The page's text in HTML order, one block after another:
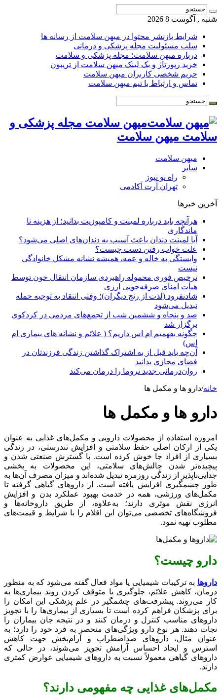
شنبه , آگوست 8 2026
شرایط بازنشر محتوا در میهن سلامت از رسانه ها
سلب مسئولیت مجله پزشکی و درمانی
درباره میهن سلامت؛ مجله پزشکی و سلامت
خرید رپورتاژ و بک لینک میهن سلامت از تریبون
حریم شخصی کاربران میهن سلامت
تماس و ارتباط با تیم میهن سلامت
میهن سلامت مجله پزشکی و
سلامت میهن سلامت
میهن سلامت
سایر
راه نو نیوز
تهران آرت آکادمی
آخرین خبرها
هرآنچه باید درباره لمینت و کامپوزیت بدانید؛ از هزینه تا
ماندگاری
آیا لمینت دندان باعث آسیب به دندان‌های اصلی می‌شود؟
علت خواب رفتن دست چیست؟
وابستگی به خاله و عمه، همیشه نشانه مشکل خانوادگی
نیست
ترخیص فوری محموله راهبردی سازمان انتقال خون توسط
هیأت امنای صرفه‌جویی ارزی
شادنفرود (لذت از رنج دیگران)؛ وقتی انتقاد به توجیه حمله
تبدیل می‌شود
صد و پنجاه‌ و ششمین شب از تجمع‌های مردمی در کردکوی
برگزار شد
چگونه بفهمیم ام اس داریم؟ ( علائم و نشانه های بیماری ام
اس)
آن‌چه باید قبل از به اشتراک گذاشتن زندگی فرزندتان در
فضای مجازی بدانید
روان‌درمانی جدید تروما را درمان می‌کند
خانه/دارو ها و مکمل ها
دارو ها و مکمل ها
امروزه استفاده از محصولات دارویی و مکمل‌های غذایی به عنوان
یکی از ارکان اصلی حفظ سلامتی و افزایش تندرستی، در زندگی
بسیاری از افراد جا خوش کرده است. با گسترش صنعتی شدن و
پیچیده‌تر شدن چالش‌های سلامتی، این محصولات به بخشی
جدایی‌ناپذیر از زندگی روزمره تبدیل شده‌اند و میزان مصرف آن‌ها به
طور چشمگیری افزایش یافته است. از داروهای گیاهی گرفته تا
مکمل‌های ورزشی، همه در خدمت بهبود عملکرد بدن و افزایش
انرژی نقش موثری دارند؛ به‌علاوه، از طریق داروخانه‌ها و
فروشگاه‌های تخصصی می‌توان این اقلام را با شرایط و قیمت‌های
مطلوب تهیه نمود.
دارو چیست؟
داروها به ترکیبات شیمیایی یا مواد فعال گفته می‌شود که به منظور
درمان، کاهش علائم، جلوگیری یا متوقف کردن روند بیماری‌ها به
کار می‌روند. پیشرفت‌های چشمگیر در علم پزشکی این امکان را
برای پزشکان فراهم کرده است تا بسیاری از بیماری‌ها را با تجویز
داروهای مناسب کنترل و درمان کنند و در نتیجه جان بیماران را
نجات دهند. هر نوع دارو ویژگی‌های منحصر به فرد خود را دارد؛ به
عنوان مثال، داروهای ضداضطراب و آرام‌بخش جهت کاهش
استرس و ایجاد احساس آرامش تجویز می‌شوند، در حالی که
داروهای گیاهی معمولاً نسبت به داروهای شیمیایی عوارض کمتری
دارند.
مکمل‌های غذایی چه مفهومی دارند؟